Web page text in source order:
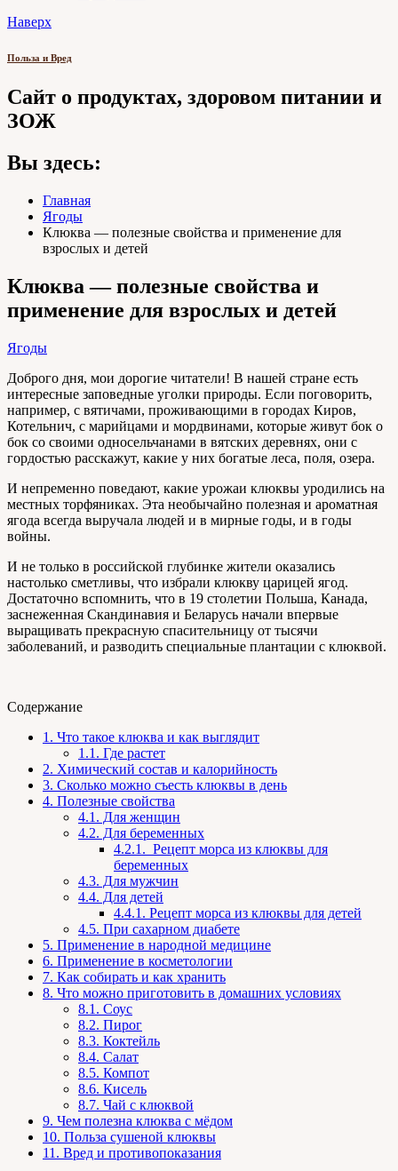
Наверх
Польза и Вред
Сайт о продуктах, здоровом питании и
ЗОЖ
Вы здесь:
Главная
Ягоды
Клюква — полезные свойства и применение для
взрослых и детей
Клюква — полезные свойства и
применение для взрослых и детей
Ягоды
Доброго дня, мои дорогие читатели! В нашей стране есть
интересные заповедные уголки природы. Если поговорить,
например, с вятичами, проживающими в городах Киров,
Котельнич, с марийцами и мордвинами, которые живут бок о
бок со своими односельчанами в вятских деревнях, они с
гордостью расскажут, какие у них богатые леса, поля, озера.
И непременно поведают, какие урожаи клюквы уродились на
местных торфяниках. Эта необычайно полезная и ароматная
ягода всегда выручала людей и в мирные годы, и в годы
войны.
И не только в российской глубинке жители оказались
настолько сметливы, что избрали клюкву царицей ягод.
Достаточно вспомнить, что в 19 столетии Польша, Канада,
заснеженная Скандинавия и Беларусь начали впервые
выращивать прекрасную спасительницу от тысячи
заболеваний, и разводить специальные плантации с клюквой.
Содержание
1. Что такое клюква и как выглядит
1.1. Где растет
2. Химический состав и калорийность
3. Сколько можно съесть клюквы в день
4. Полезные свойства
4.1. Для женщин
4.2. Для беременных
4.2.1. Рецепт морса из клюквы для
беременных
4.3. Для мужчин
4.4. Для детей
4.4.1. Рецепт морса из клюквы для детей
4.5. При сахарном диабете
5. Применение в народной медицине
6. Применение в косметологии
7. Как собирать и как хранить
8. Что можно приготовить в домашних условиях
8.1. Соус
8.2. Пирог
8.3. Коктейль
8.4. Салат
8.5. Компот
8.6. Кисель
8.7. Чай с клюквой
9. Чем полезна клюква с мёдом
10. Польза сушеной клюквы
11. Вред и противопоказания